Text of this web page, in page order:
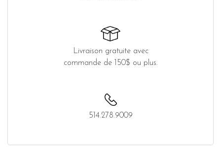
Livraison gratuite avec
commande de 150$ ou plus.
514.278.9009